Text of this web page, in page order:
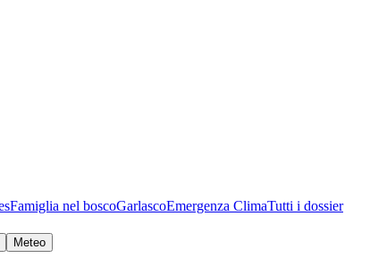
Famiglia nel boscoGarlascoEmergenza ClimaTutti i dossier
Meteo